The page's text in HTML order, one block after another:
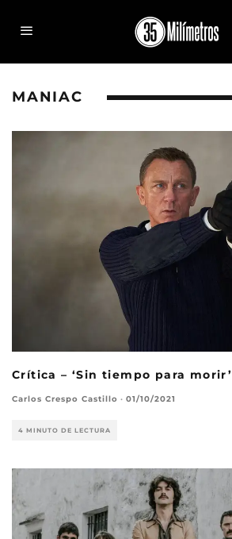
MANIAC
Crítica – ‘Sin tiempo para morir’
Carlos Crespo Castillo · 01/10/2021
4 MINUTO DE LECTURA